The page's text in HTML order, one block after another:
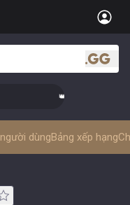
.gg
👑 Master Top-tier
dùngBảng xếp hạng